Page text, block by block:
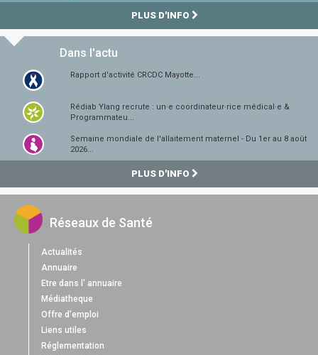
PLUS D'INFO
Dans l'actu
Rapport d'activité CRCDC Mayotte...
Rédiab Ylang recrute : un·e coordinateur·rice médical·e &
Programmateu...
Semaine mondiale de l'allaitement maternel - Du 1er au 8 août
2026...
PLUS D'INFO
Réseaux de Santé
Actualités
Annuaire
Etre dans l' annuaire
Médiatheque
Offre d'emploi
Liens utiles
Réglementation